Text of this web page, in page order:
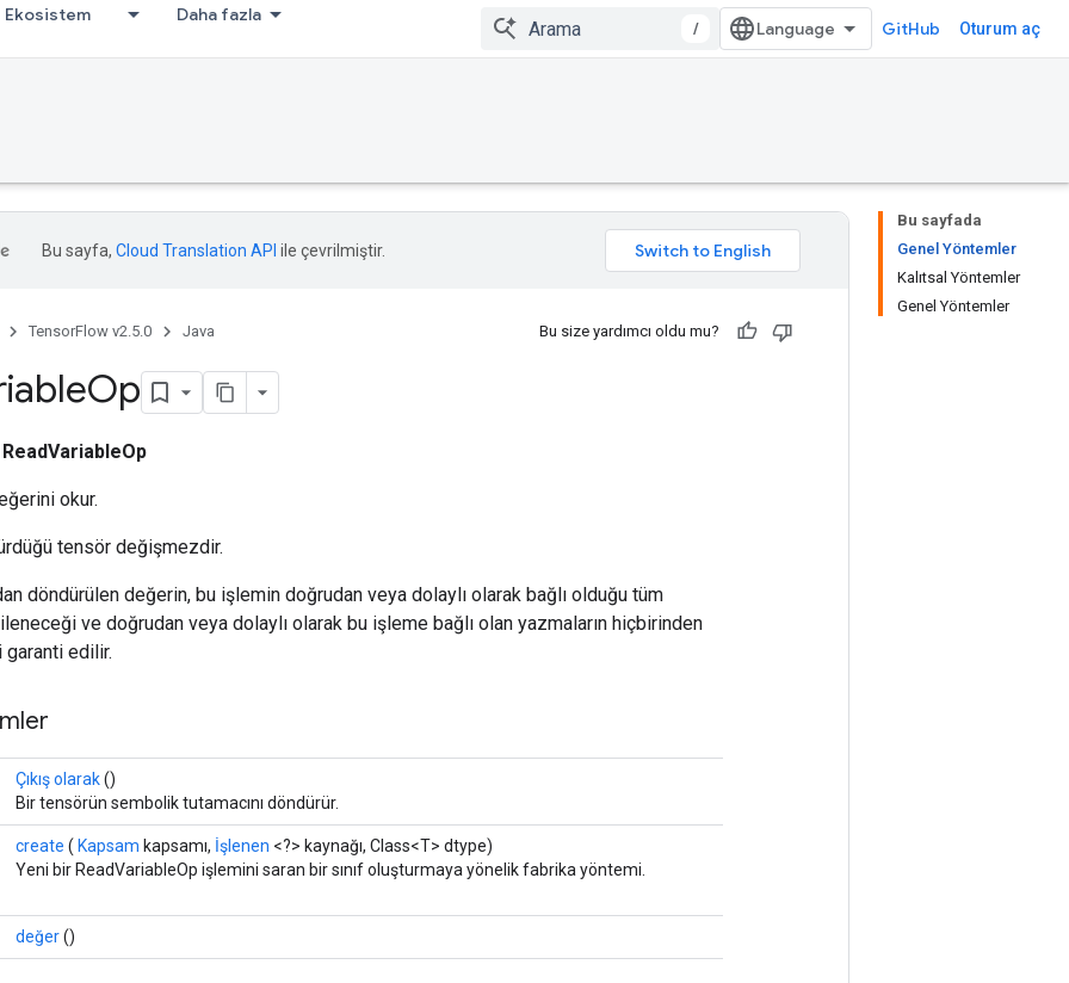
Ekosistem Daha fazla
/ GitHub Oturum aç
Bu sayfada
Genel Yöntemler
Kalıtsal Yöntemler
Genel Yöntemler
Bu sayfa, Cloud Translation API ile çevrilmiştir.
TensorFlow v2.5.0 Java Bu size yardımcı oldu mu?
Op
ReadVariableOp
okur.
tensör değişmezdir.
döndürülen değerin, bu işlemin doğrudan veya dolaylı olarak bağlı olduğu tüm
ve doğrudan veya dolaylı olarak bu işleme bağlı olan yazmaların hiçbirinden
edilir.
Çıkış olarak()
Bir tensörün sembolik tutamacını döndürür.
create ( Kapsam kapsamı, İşlenen <?> kaynağı, Class<T> dtype)
Yeni bir ReadVariableOp işlemini saran bir sınıf oluşturmaya yönelik fabrika yöntemi.
değer()